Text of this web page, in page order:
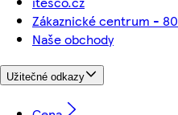
Zákaznické centrum -
Naše obchody
Užitečné odkazy